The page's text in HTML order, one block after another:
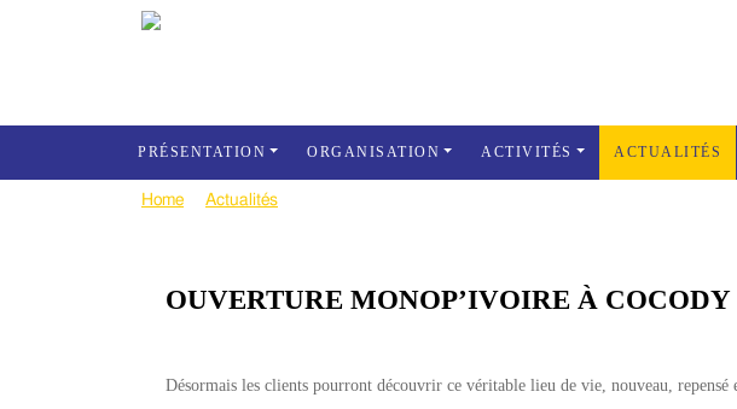
PRÉSENTATION ORGANISATION ACTIVITÉS ACTUALITÉS
Home Actualités
OUVERTURE MONOP’IVOIRE À COCODY
Désormais les clients pourront découvrir ce véritable lieu de vie, nouveau, repensé